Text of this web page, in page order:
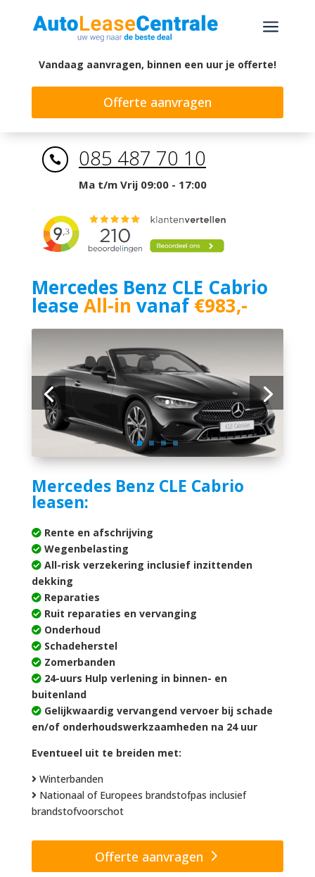
a
Vandaag aanvragen, binnen een uur je offerte!
Offerte aanvragen
 085 487 70 10
Ma t/m Vrij 09:00 - 17:00
Mercedes Benz CLE Cabrio
lease All-in vanaf€983,-
Mercedes Benz CLE Cabrio
leasen:
Rente en afschrijving
Wegenbelasting
All-risk verzekering inclusief inzittenden
dekking
Reparaties
Ruit reparaties en vervanging
Onderhoud
Schadeherstel
Zomerbanden
24-uurs Hulp verlening in binnen- en
buitenland
Gelijkwaardig vervangend vervoer bij schade
en/of onderhoudswerkzaamheden na 24 uur
Eventueel uit te breiden met:
Winterbanden
Nationaal of Europees brandstofpas inclusief
brandstofvoorschot
Offerte aanvragen